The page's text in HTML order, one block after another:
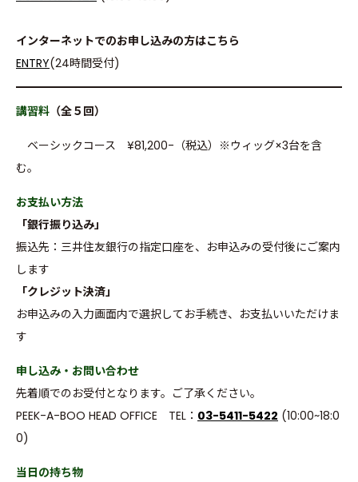
インターネットでのお申し込みの方はこちら
ENTRY(24時間受付)
講習料 （全５回）
ベーシックコース ¥81,200-（税込）※ウィッグ×3台を含
む。
お支払い方法
「銀行振り込み」
振込先：三井住友銀行の指定口座を、お申込みの受付後にご案内
します
「クレジット決済」
お申込みの入力画面内で選択してお手続き、お支払いいただけま
す
申し込み・お問い合わせ
先着順でのお受付となります。ご了承ください。
PEEK-A-BOO HEAD OFFICE TEL： 03-5411-5422 (10:00~18:0
0)
当日の持ち物